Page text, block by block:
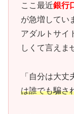
ここ最近銀行
が急増してい
アダルトサイ
しくて言えま
「自分は大丈
は誰でも騙さ